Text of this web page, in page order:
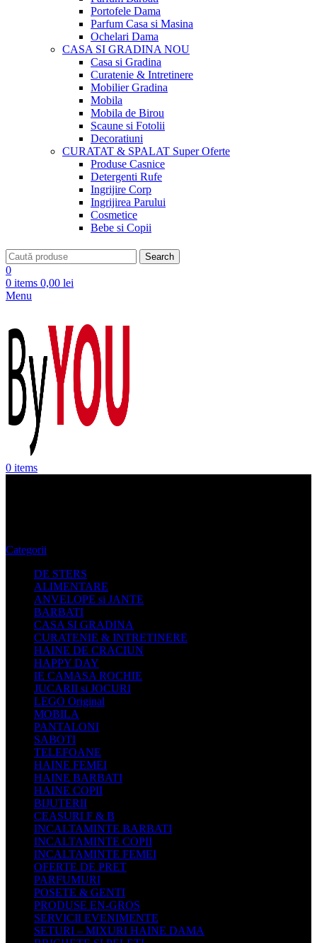
Portofele Dama
Parfum Casa si Masina
Ochelari Dama
CASA SI GRADINA NOU
Casa si Gradina
Curatenie & Intretinere
Mobilier Gradina
Mobila
Mobila de Birou
Scaune si Fotolii
Decoratiuni
CURATAT & SPALAT Super Oferte
Produse Casnice
Detergenti Rufe
Ingrijire Corp
Ingrijirea Parului
Cosmetice
Bebe si Copii
Search
0
0 items 0,00 lei
Menu
0 items
Categorii
DE STERS
ALIMENTARE
ANVELOPE si JANTE
BARBATI
CASA SI GRADINA
CURATENIE & INTRETINERE
HAINE DE CRACIUN
HAPPY DAY
IE CAMASA ROCHIE
JUCARII si JOCURI
LEGO Original
MOBILA
PANTALONI
SABOTI
TELEFOANE
HAINE FEMEI
HAINE BARBATI
HAINE COPII
BIJUTERII
CEASURI F & B
INCALTAMINTE BARBATI
INCALTAMINTE COPII
INCALTAMINTE FEMEI
OFERTE DE PRET
PARFUMURI
POSETE & GENTI
PRODUSE EN-GROS
SERVICII EVENIMENTE
SETURI – MIXURI HAINE DAMA